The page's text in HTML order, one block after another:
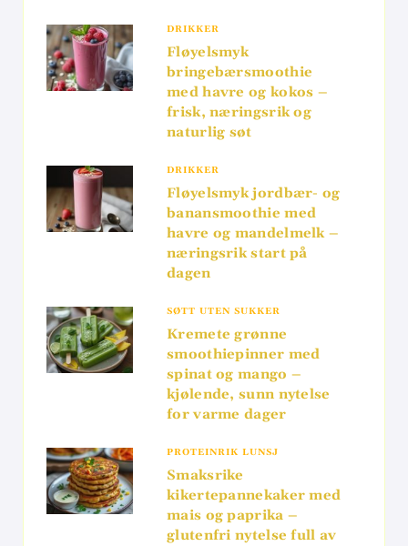
DRIKKER
Fløyelsmyk
bringebærsmoothie
med havre og kokos –
frisk, næringsrik og
naturlig søt
DRIKKER
Fløyelsmyk jordbær- og
banansmoothie med
havre og mandelmelk –
næringsrik start på
dagen
SØTT UTEN SUKKER
Kremete grønne
smoothiepinner med
spinat og mango –
kjølende, sunn nytelse
for varme dager
PROTEINRIK LUNSJ
Smaksrike
kikertepannekaker med
mais og paprika –
glutenfri nytelse full av